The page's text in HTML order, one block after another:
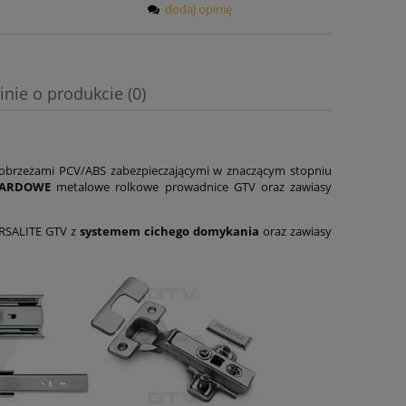
dodaj opinię
o produkcie (0)
PCV/ABS zabezpieczającymi w znaczącym stopniu
metalowe rolkowe prowadnice GTV oraz zawiasy
GTV zsystemem cichego domykania oraz zawiasy